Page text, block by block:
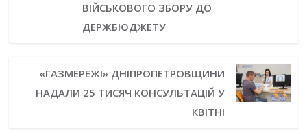
ВІЙСЬКОВОГО ЗБОРУ ДО
ДЕРЖБЮДЖЕТУ
«ГАЗМЕРЕЖІ» ДНІПРОПЕТРОВЩИНИ
НАДАЛИ 25 ТИСЯЧ КОНСУЛЬТАЦІЙ У
КВІТНІ